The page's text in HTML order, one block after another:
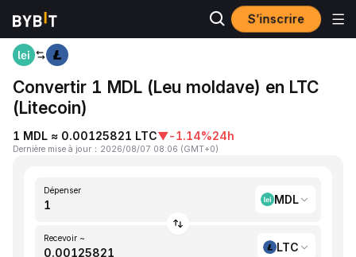
S’inscrire
Accueil
Convertir 1 MDL (Leu moldave) en LTC
(Litecoin)
1 MDL ≈ 0.00125821 LTC▼-1.14%24h
Dernière mise à jour ： 2026/08/07 08:06 (GMT+0)
Dépenser
MDL
Recevoir ~
LTC